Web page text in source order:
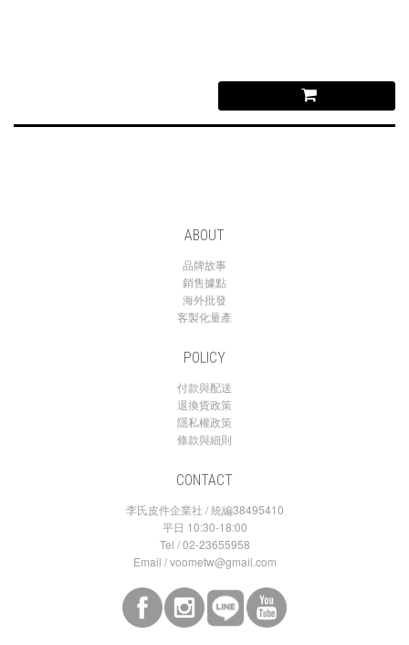
ABOUT
品牌故事
銷售據點
海外批發
客製化量產
POLICY
付款與配送
退換貨政策
隱私權政策
條款與細則
CONTACT
李氏皮件企業社 / 統編38495410
平日 10:30-18:00
Tel / 02-23655958
Email / voometw@gmail.com